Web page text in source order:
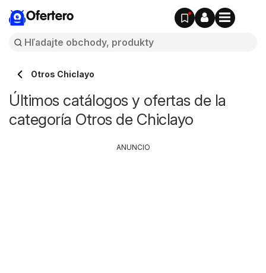
Ofertero
Otros Chiclayo
Últimos catálogos y ofertas de la
categoría Otros de Chiclayo
ANUNCIO